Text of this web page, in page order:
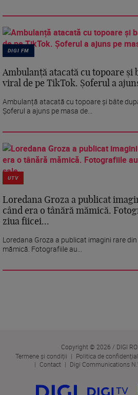
DIGI FM
Ambulanță atacată cu topoare și
viral de pe TikTok. Șoferul a
Ambulanță atacată cu topoare și bâte
Șoferul a ajuns pe masa de...
UTV
Loredana Groza a publicat
când era o tânără mămică.
ziua fiicei...
Loredana Groza a publicat imagini rare
mămică. Fotografiile au...
Copyright © 2026 / DIGI
Termene și condiții
Politica de
Contact
Digi Communications